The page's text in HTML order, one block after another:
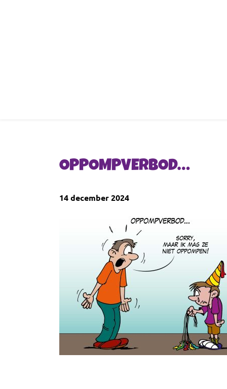
OPPOMPVERBOD…
14 december 2024